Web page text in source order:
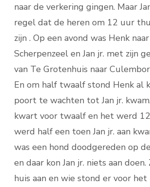
naar de verkering gingen. Maar
regel dat de heren om 12 uur
zijn . Op een avond was Henk
Scherpenzeel en Jan jr. met zijn
van Te Grotenhuis naar
En om half twaalf stond Henk al
poort te wachten tot Jan jr.
kwart voor twaalf en het werd
werd half een toen Jan jr. aan
was een hond doodgereden op
en daar kon Jan jr. niets aan doen.
huis aan en wie stond er voor het